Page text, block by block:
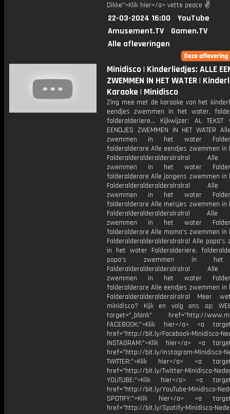
Dikke">Klik hier</a> vette peace ✌
22-03-2024 16:00
YouTube
Amusement.TV
Gamen.TV
Alle afleveringen
Minidisco | Kinderliedjes: ALLE
ZWEMMEN IN HET WATER |
Karaoke | Minidisco
Zing mee met de karaoke van het
eendjes zwemmen in het water,
falderalderiere… Kijkwijzer: AL TEKST
EENDJES ZWEMMEN IN HET WATER
zwemmen in het water
falderalderare Alle eendjes zwemmen
Falderalderalderalderalralral Alle
zwemmen in het water
falderalderare Alle jongens zwemmen
Falderalderalderalderalralral Alle
zwemmen in het water
falderalderare Alle meisjes zwemmen
Falderalderalderalderalralral Alle
zwemmen in het water
falderalderare Alle mama’s zwemmen
Falderalderalderalderalralral Alle papa’s
in het water Falderalderiere,
papa’s zwemmen in
Falderalderalderalderalralral Alle
zwemmen in het water
falderalderare Alle eendjes zwemmen
Falderalderalderalderalralral Meer
minidisco? Kijk en volg ons op:
target="_blank" href="http://
FACEBOOK:">Klik hier</a> <a
href="http://bit.ly/Facebook-Minidisco-
INSTAGRAM:">Klik hier</a> <a
href="http://bit.ly/Instagram-Minidisco-
TWITTER:">Klik hier</a> <a
href="http://bit.ly/Twitter-Minidisco-
YOUTUBE:">Klik hier</a> <a
href="http://bit.ly/YouTube-Minidisco-
SPOTIFY:">Klik hier</a> <a
href="http://bit.ly/Spotify-Minidisco-